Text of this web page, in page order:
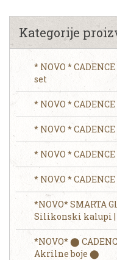
Kategorije
* NOVO *
set
* NOVO *
* NOVO *
* NOVO *
* NOVO *
*NOVO* SMARTA
Silikonski kalupi |
*NOVO* ⬤
Akrilne boje ⬤